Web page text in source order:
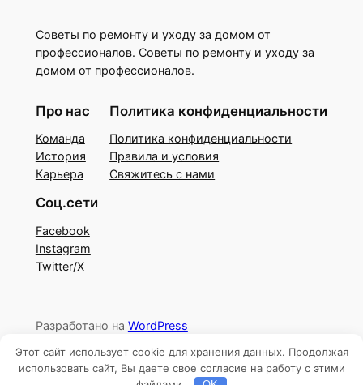
Советы по ремонту и уходу за домом от
профессионалов. Советы по ремонту и уходу за
домом от профессионалов.
Про нас
Команда
История
Карьера
Политика конфиденциальности
Политика конфиденциальности
Правила и условия
Свяжитесь с нами
Соц.сети
Facebook
Instagram
Twitter/X
Разработано на WordPress
Этот сайт использует cookie для хранения данных. Продолжая
использовать сайт, Вы даете свое согласие на работу с этими